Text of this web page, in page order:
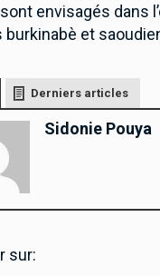
envisagés dans
burkinabè et
Derniers articles
Sidonie Pouya
sur: